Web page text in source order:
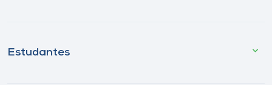
Estudantes